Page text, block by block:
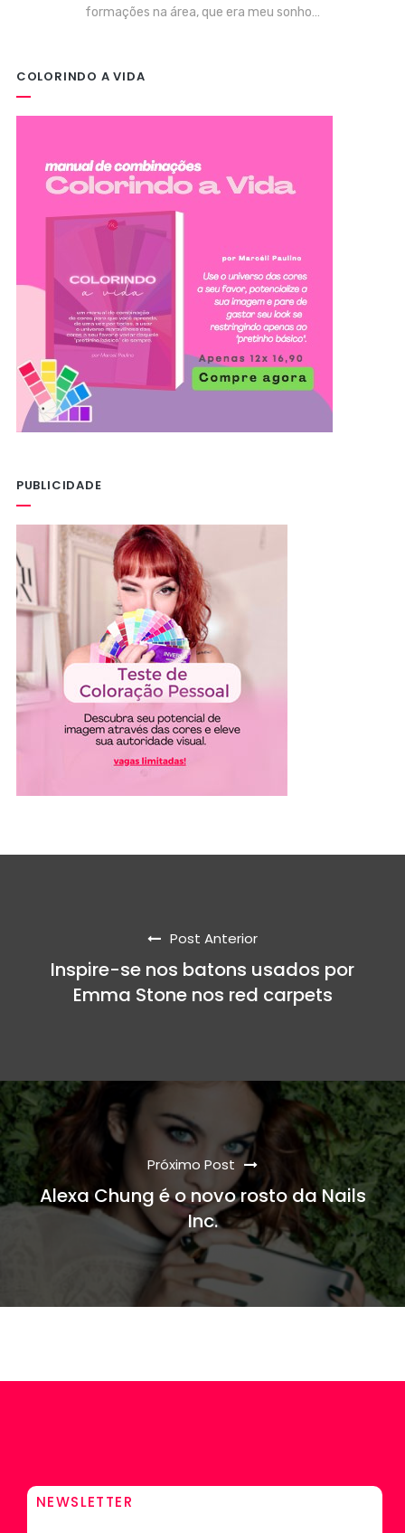
formações na área, que era meu sonho…
COLORINDO A VIDA
PUBLICIDADE
Post Anterior
Inspire-se nos batons usados por
Emma Stone nos red carpets
Próximo Post
Alexa Chung é o novo rosto da Nails
Inc.
NEWSLETTER